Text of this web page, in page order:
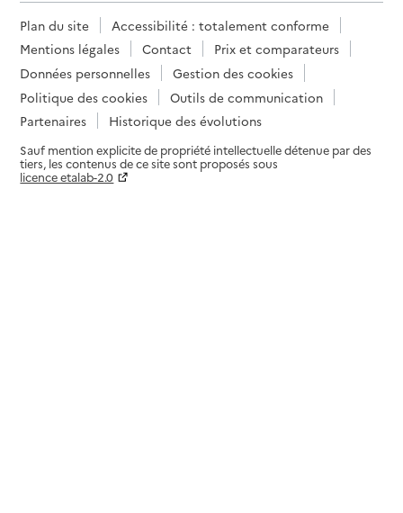
Plan du site
Accessibilité : totalement conforme
Mentions légales
Contact
Prix et comparateurs
Données personnelles
Gestion des cookies
Politique des cookies
Outils de communication
Partenaires
Historique des évolutions
Sauf mention explicite de propriété intellectuelle détenue par des
tiers, les contenus de ce site sont proposés sous
licence etalab-2.0